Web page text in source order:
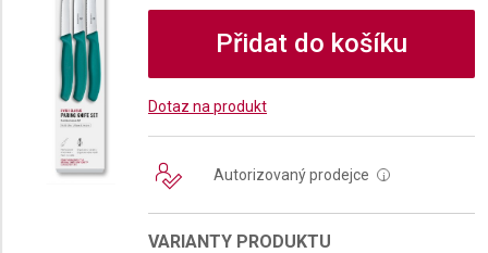
Přidat do košíku
Dotaz na produkt
Autorizovaný prodejce i
VARIANTY PRODUKTU